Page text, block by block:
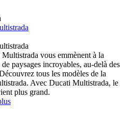
vous emmènent à la
paysages incroyables, au-delà des
tous les modèles de la
Avec Ducati Multistrada, le
plus grand.